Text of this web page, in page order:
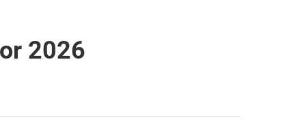
2026